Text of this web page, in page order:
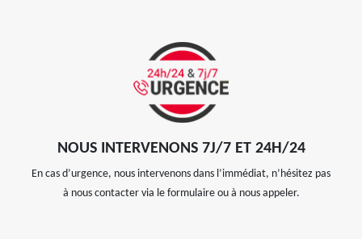
NOUS INTERVENONS 7J/7 ET 24H/24
En cas d’urgence, nous intervenons dans l’immédiat, n’hésitez pas
à nous contacter via le formulaire ou à nous appeler.